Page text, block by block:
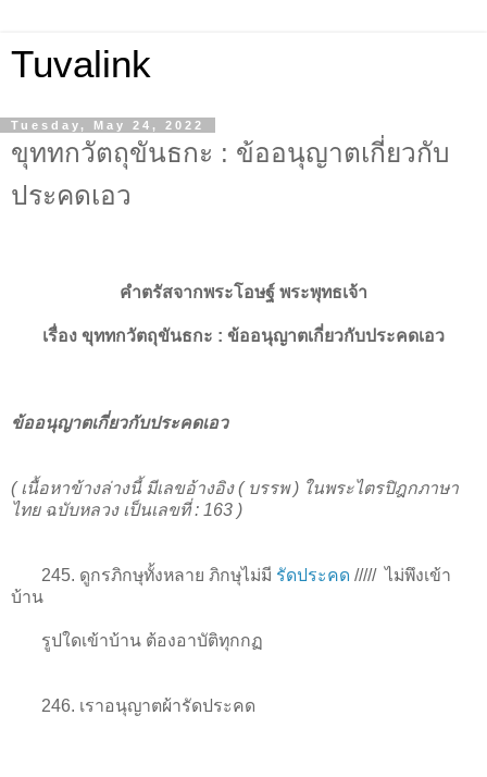
Tuvalink
Tuesday, May 24, 2022
ขุททกวัตถุขันธกะ : ข้ออนุญาตเกี่ยวกับ
ประคดเอว
คำตรัสจากพระโอษฐ์ พระพุทธเจ้า
เรื่อง ขุททกวัตถุขันธกะ : ข้ออนุญาตเกี่ยวกับประคดเอว
ข้ออนุญาตเกี่ยวกับประคดเอว
( เนื้อหาข้างล่างนี้ มีเลขอ้างอิง ( บรรพ ) ในพระไตรปิฎกภาษา
ไทย ฉบับหลวง เป็นเลขที่ : 163 )
245. ดูกรภิกษุทั้งหลาย ภิกษุไม่มี รัดประคด ///// ไม่พึงเข้า
บ้าน
รูปใดเข้าบ้าน ต้องอาบัติทุกกฏ
246. เราอนุญาตผ้ารัดประคด